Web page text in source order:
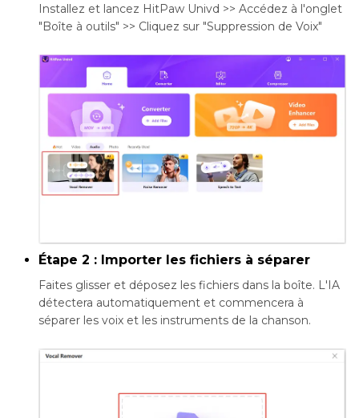
Installez et lancez HitPaw Univd >> Accédez à l'onglet
"Boîte à outils" >> Cliquez sur "Suppression de Voix"
Étape 2 : Importer les fichiers à séparer
Faites glisser et déposez les fichiers dans la boîte. L'IA
détectera automatiquement et commencera à
séparer les voix et les instruments de la chanson.